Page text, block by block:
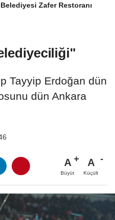
Zafer Restoranı
Tayyip Erdoğan dün
dün Ankara
A
Büyüt
A
Küçült